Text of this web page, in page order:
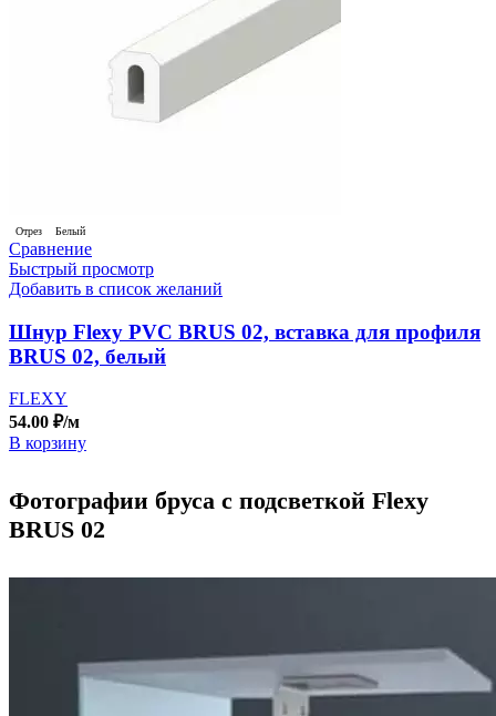
Отрез Белый
Сравнение
Быстрый просмотр
Добавить в список желаний
Шнур Flexy PVC BRUS 02, вставка для профиля
BRUS 02, белый
FLEXY
54.00 ₽/м
В корзину
Фотографии бруса с подсветкой Flexy
BRUS 02